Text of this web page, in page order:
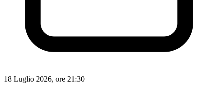
18 Luglio 2026, ore 21:30